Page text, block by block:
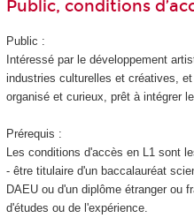
Public, conditions
Public :
Intéressé par le développement
industries culturelles et créatives,
organisé et curieux, prêt à intégrer
Prérequis :
Les conditions d'accès en L1 sont
- être titulaire d'un baccalauréat
DAEU ou d'un diplôme étranger ou
d'études ou de l'expérience.